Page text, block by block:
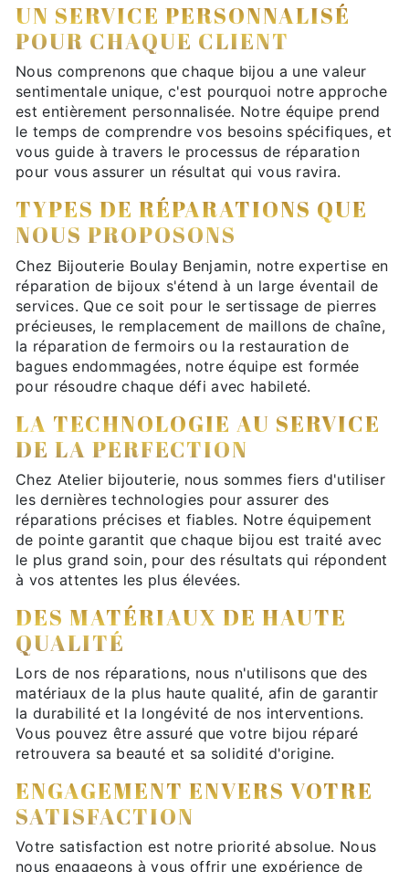
UN SERVICE PERSONNALISÉ
POUR CHAQUE CLIENT
Nous comprenons que chaque bijou a une valeur
sentimentale unique, c'est pourquoi notre approche
est entièrement personnalisée. Notre équipe prend
le temps de comprendre vos besoins spécifiques, et
vous guide à travers le processus de réparation
pour vous assurer un résultat qui vous ravira.
TYPES DE RÉPARATIONS QUE
NOUS PROPOSONS
Chez Bijouterie Boulay Benjamin, notre expertise en
réparation de bijoux s'étend à un large éventail de
services. Que ce soit pour le sertissage de pierres
précieuses, le remplacement de maillons de chaîne,
la réparation de fermoirs ou la restauration de
bagues endommagées, notre équipe est formée
pour résoudre chaque défi avec habileté.
LA TECHNOLOGIE AU SERVICE
DE LA PERFECTION
Chez Atelier bijouterie, nous sommes fiers d'utiliser
les dernières technologies pour assurer des
réparations précises et fiables. Notre équipement
de pointe garantit que chaque bijou est traité avec
le plus grand soin, pour des résultats qui répondent
à vos attentes les plus élevées.
DES MATÉRIAUX DE HAUTE
QUALITÉ
Lors de nos réparations, nous n'utilisons que des
matériaux de la plus haute qualité, afin de garantir
la durabilité et la longévité de nos interventions.
Vous pouvez être assuré que votre bijou réparé
retrouvera sa beauté et sa solidité d'origine.
ENGAGEMENT ENVERS VOTRE
SATISFACTION
Votre satisfaction est notre priorité absolue. Nous
nous engageons à vous offrir une expérience de